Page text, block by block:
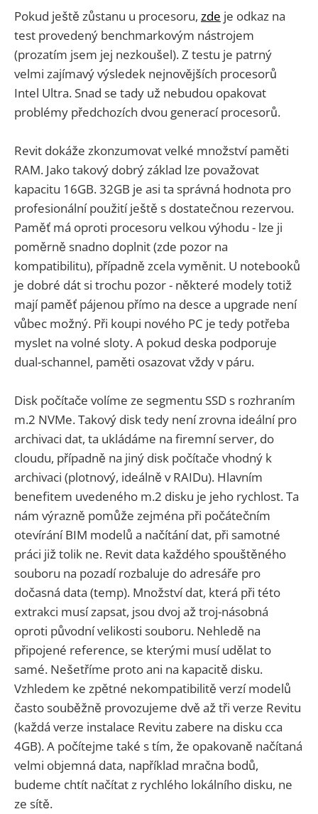
Pokud ještě zůstanu u procesoru, zde je odkaz na
test provedený benchmarkovým nástrojem
(prozatím jsem jej nezkoušel). Z testu je patrný
velmi zajímavý výsledek nejnovějších procesorů
Intel Ultra. Snad se tady už nebudou opakovat
problémy předchozích dvou generací procesorů.
Revit dokáže zkonzumovat velké množství paměti
RAM. Jako takový dobrý základ lze považovat
kapacitu 16GB. 32GB je asi ta správná hodnota pro
profesionální použití ještě s dostatečnou rezervou.
Paměť má oproti procesoru velkou výhodu - lze ji
poměrně snadno doplnit (zde pozor na
kompatibilitu), případně zcela vyměnit. U notebooků
je dobré dát si trochu pozor - některé modely totiž
mají paměť pájenou přímo na desce a upgrade není
vůbec možný. Při koupi nového PC je tedy potřeba
myslet na volné sloty. A pokud deska podporuje
dual-schannel, paměti osazovat vždy v páru.
Disk počítače volíme ze segmentu SSD s rozhraním
m.2 NVMe. Takový disk tedy není zrovna ideální pro
archivaci dat, ta ukládáme na firemní server, do
cloudu, případně na jiný disk počítače vhodný k
archivaci (plotnový, ideálně v RAIDu). Hlavním
benefitem uvedeného m.2 disku je jeho rychlost. Ta
nám výrazně pomůže zejména při počátečním
otevírání BIM modelů a načítání dat, při samotné
práci již tolik ne. Revit data každého spouštěného
souboru na pozadí rozbaluje do adresáře pro
dočasná data (temp). Množství dat, která při této
extrakci musí zapsat, jsou dvoj až troj-násobná
oproti původní velikosti souboru. Nehledě na
připojené reference, se kterými musí udělat to
samé. Nešetříme proto ani na kapacitě disku.
Vzhledem ke zpětné nekompatibilitě verzí modelů
často souběžně provozujeme dvě až tři verze Revitu
(každá verze instalace Revitu zabere na disku cca
4GB). A počítejme také s tím, že opakovaně načítaná
velmi objemná data, například mračna bodů,
budeme chtít načítat z rychlého lokálního disku, ne
ze sítě.